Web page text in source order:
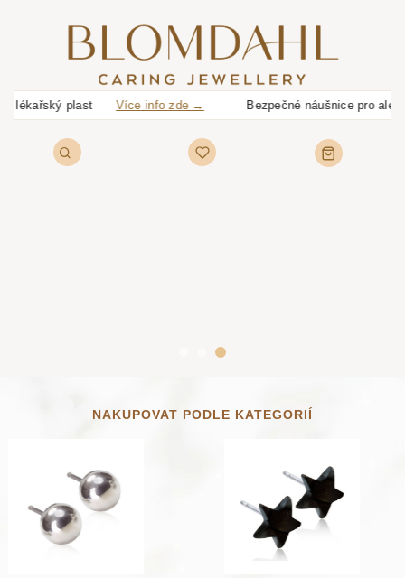
lékařský plast Více info zde →Bezpečné náušnice pro alergiky,
NAKUPOVAT PODLE KATEGORIÍ